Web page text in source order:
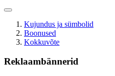
Kujundus ja sümbolid
Boonused
Kokkuvõte
Reklaambännerid